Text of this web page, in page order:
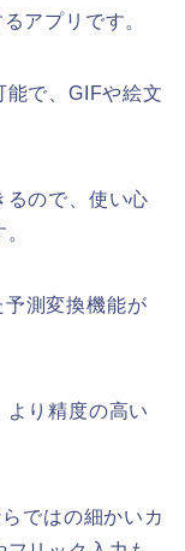
アプリです。
能で、GIFや絵文
るので、使い心
測変換機能が
り精度の高い
ではの細かいカ